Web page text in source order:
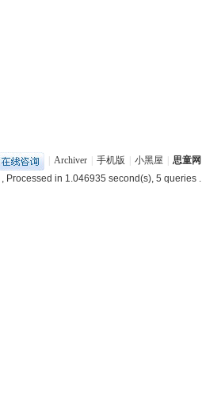
Archiver 手机版 小黑屋
思童网
, Processed in 1.046935 second(s), 5 queries .